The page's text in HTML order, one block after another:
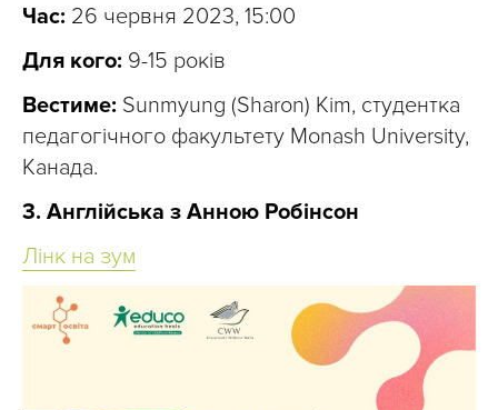
Час: 26 червня 2023, 15:00
Для кого: 9-15 років
Вестиме: Sunmyung (Sharon) Kim, студентка
педагогічного факультету Monash University,
Канада.
3. Англійська з Анною Робінсон
Лінк на зум